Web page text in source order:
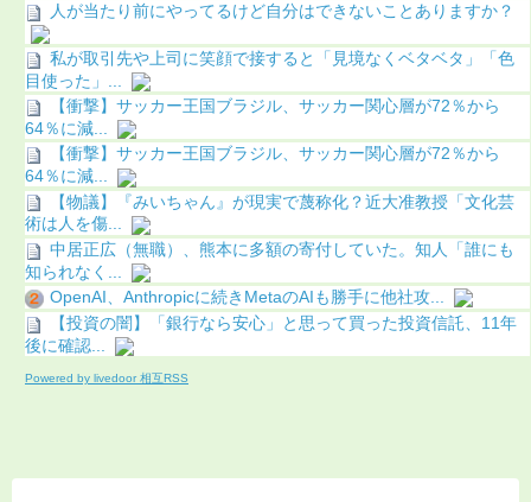
人が当たり前にやってるけど自分はできないことありますか？
私が取引先や上司に笑顔で接すると「見境なくベタベタ」「色
目使った」...
【衝撃】サッカー王国ブラジル、サッカー関心層が72％から
64％に減...
【衝撃】サッカー王国ブラジル、サッカー関心層が72％から
64％に減...
【物議】『みいちゃん』が現実で蔑称化？近大准教授「文化芸
術は人を傷...
中居正広（無職）、熊本に多額の寄付していた。知人「誰にも
知られなく...
OpenAI、Anthropicに続きMetaのAIも勝手に他社攻...
【投資の闇】「銀行なら安心」と思って買った投資信託、11年
後に確認...
Powered by livedoor 相互RSS